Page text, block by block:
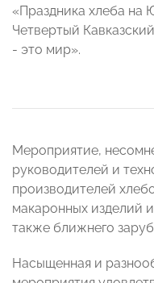
«Праздника хлеба на
Четвертый
- это мир».
Мероприятие,
руководителей и
производителей
макаронных изделий
также ближнего
Насыщенная и